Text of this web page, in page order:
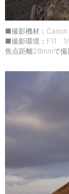
■撮影機材：Canon
■撮影環境：F11
焦点距離28mmで撮